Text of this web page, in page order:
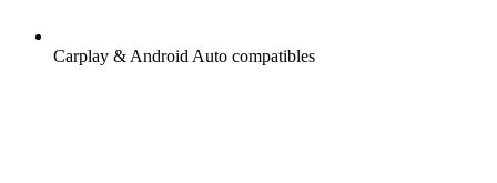
Carplay & Android Auto compatibles